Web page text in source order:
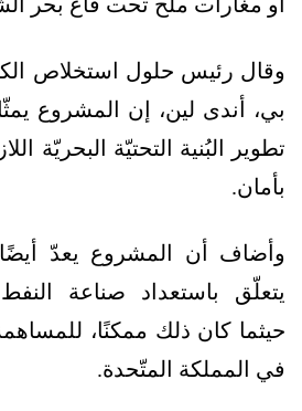
وقال رئيس حلول استخلاص
بي، أندى لين، إن المشروع
تطوير البُنية التحتيّة البحريّة
بأمان.
وأضاف أن المشروع يعدّ أيضًا
يتعلّق باستعداد صناعة
حيثما كان ذلك ممكنًا،
في المملكة المتّحدة.